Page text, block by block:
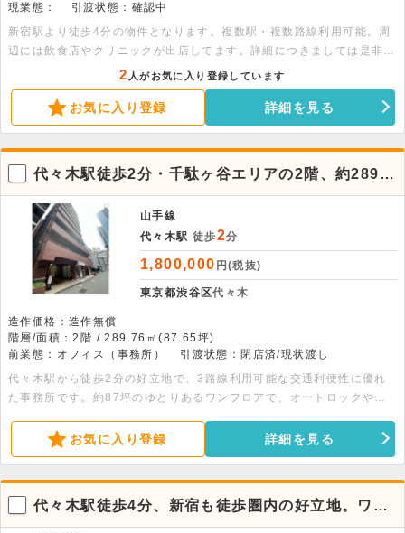
現業態：
引渡状態：確認中
新宿駅より徒歩4分の物件となります。複数駅・複数路線利用可能。周
辺には飲食店やクリニックが出店してます。詳細につきましては是非お
問い合わせください。
2 人がお気に入り登録しています
お気に入り登録 詳細を見る
代々木駅徒歩2分・千駄ヶ谷エリアの2階、約289平
米の広々とした貸事務所
山手線
代々木駅 徒歩2分
1,800,000 円(税抜)
東京都渋谷区代々木
造作価格：造作無償
階層/面積：2階 / 289.76㎡(87.65坪)
前業態：オフィス（事務所）
引渡状態：閉店済/現状渡し
代々木駅から徒歩2分の好立地で、3路線利用可能な交通利便性に優れ
た事務所です。約87坪のゆとりあるワンフロアで、オートロックや防
お気に入り登録 詳細を見る
代々木駅徒歩4分、新宿も徒歩圏内の好立地。ワン
フロア独立の4階貸事務所